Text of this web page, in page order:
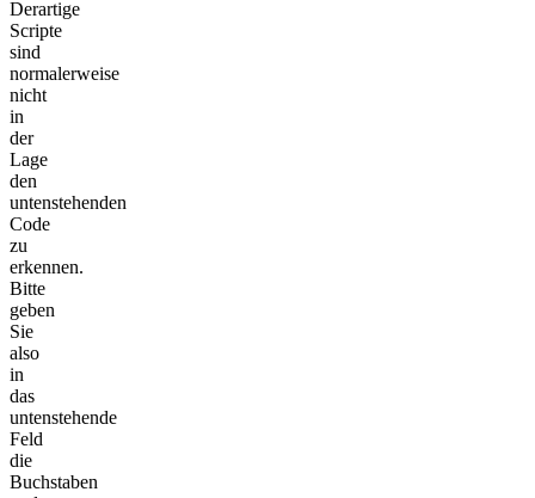
Derartige
Scripte
sind
normalerweise
nicht
in
der
Lage
den
untenstehenden
Code
zu
erkennen.
Bitte
geben
Sie
also
in
das
untenstehende
Feld
die
Buchstaben